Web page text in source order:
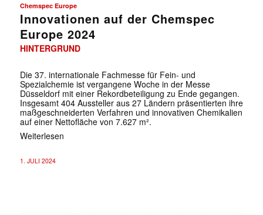
Chemspec Europe
Innovationen auf der Chemspec
Europe 2024
HINTERGRUND
Die 37. internationale Fachmesse für Fein- und
Spezialchemie ist vergangene Woche in der Messe
Düsseldorf mit einer Rekordbeteiligung zu Ende gegangen.
Insgesamt 404 Aussteller aus 27 Ländern präsentierten ihre
maßgeschneiderten Verfahren und innovativen Chemikalien
auf einer Nettofläche von 7.627 m².
Weiterlesen
1. JULI 2024